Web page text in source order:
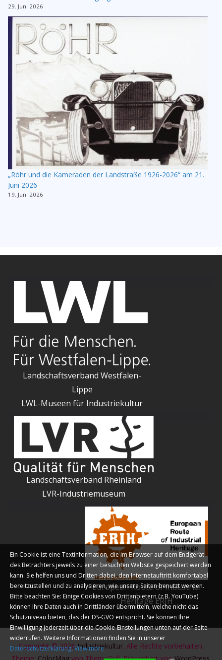
29. Juni 2026
„Röhr und die Kameraden der Landstraße 1926-2026“ am 21.
Juni 2026
19. Juni 2026
Landschaftsverband Westfalen-
Lippe
LWL-Museen für Industriekultur
Landschaftsverband Rheinland
LVR-Industriemuseum
European Route of Industrial
Heritage ERIH
Copyright © 2026Industriekultur. Alle Rechte vorbehalten.
Ein Cookie ist eine Textinformation, die im Browser auf dem Endgerät
des Betrachters jeweils zu einer besuchten Website gespeichert werden
kann. Sie helfen uns und Dritten dabei, den Internetauftritt komfortabel
bereitzustellen und zu analysieren, wie unsere Seiten benutzt werden.
Bitte beachten Sie: Einige Cookies von Drittanbietern (z.B. YouTube)
können Ihre Daten auch in Drittländer übermitteln, welche nicht das
Schutzniveau bieten, das der DS-GVO entspricht. Sie können Ihre
Einwilligung jederzeit über die Cookie-Einstellungen unten auf der Seite
widerrufen. Weitere Informationen finden Sie in unserer
Datenschutzerklärung.View more